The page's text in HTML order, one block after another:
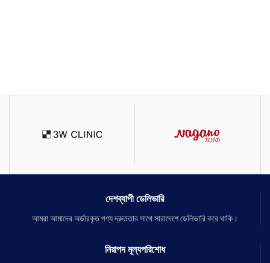
দেশব্যাপী ডেলিভারি
আমরা আমাদের অর্ডারকৃত পণ্য দ্রুততার সাথে সারাদেশে ডেলিভারি করে থাকি।
নিরাপদ মূল্যপরিশোধ